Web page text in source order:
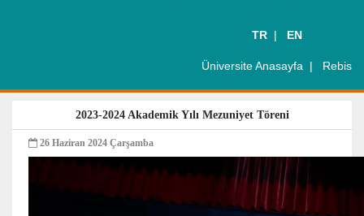
TR EN
Üniversite Anasayfa Rebis
2023-2024 Akademik Yılı Mezuniyet Töreni
26 Haziran 2024 Çarşamba